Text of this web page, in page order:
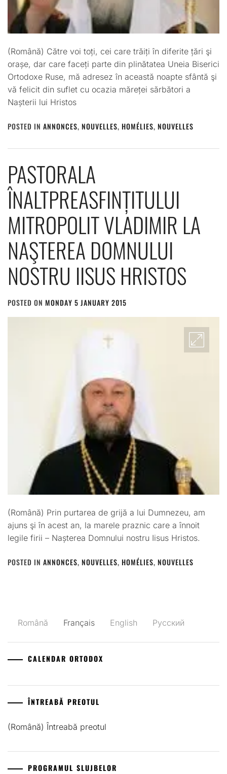
(Română) Către voi toți, cei care trăiți în diferite țări şi
orașe, dar care faceți parte din plinătatea Uneia Biserici
Ortodoxe Ruse, mă adresez în această noapte sfântă şi
vă felicit din suflet cu ocazia măreței sărbători a
Nașterii lui Hristos
POSTED IN ANNONCES, NOUVELLES, HOMÉLIES, NOUVELLES
PASTORALA
ÎNALTPREASFINȚITULUI
MITROPOLIT VLADIMIR LA
NAŞTEREA DOMNULUI
NOSTRU IISUS HRISTOS
POSTED ON MONDAY 5 JANUARY 2015
(Română) Prin purtarea de grijă a lui Dumnezeu, am
ajuns şi în acest an, la marele praznic care a înnoit
legile firii – Nașterea Domnului nostru Iisus Hristos.
POSTED IN ANNONCES, NOUVELLES, HOMÉLIES, NOUVELLES
Română Français English Русский
CALENDAR ORTODOX
ÎNTREABĂ PREOTUL
(Română) Întreabă preotul
PROGRAMUL SLUJBELOR